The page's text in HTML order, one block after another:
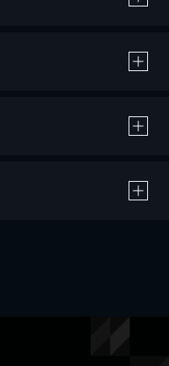
済による作品の購入 / レンタルです。